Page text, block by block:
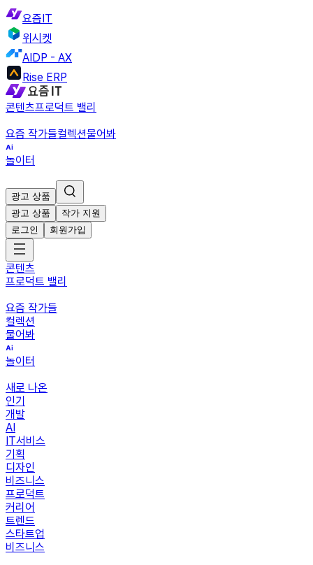
요즘IT
위시켓
AIDP - AX
Rise ERP
콘텐츠프로덕트 밸리
요즘 작가들컬렉션물어봐
놀이터
광고 상품
광고 상품
작가 지원
로그인
회원가입
콘텐츠
프로덕트 밸리
요즘 작가들
컬렉션
물어봐
놀이터
새로 나온
인기
개발
AI
IT서비스
기획
디자인
비즈니스
프로덕트
커리어
트렌드
스타트업
비즈니스